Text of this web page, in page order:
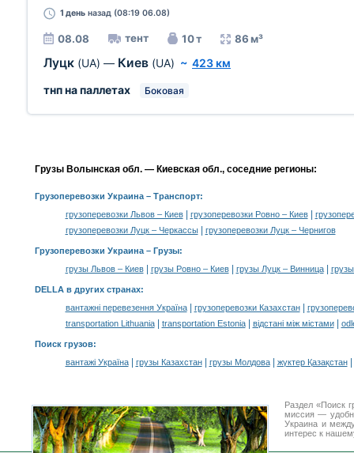
1 день назад (08:19 06.08)
08.08 тент 10 т 86 м³
Луцк (UA) — Киев (UA) ~ 423 км
тнп на паллетах
Боковая
Грузы Волынская обл. — Киевская обл., соседние регионы:
Грузоперевозки Украина– Транспорт:
грузоперевозки Львов – Киев| грузоперевозки Ровно – Киев|
грузоперевозки Луцк – Черкассы| грузоперевозки Луцк – Чернигов
Грузоперевозки Украина – Грузы:
грузы Львов – Киев| грузы Ровно – Киев| грузы Луцк – Винница|
DELLA в других странах:
вантажні перевезення Україна| грузоперевозки Казахстан|
transportation Lithuania| transportation Estonia| відстані між містами|
Поиск грузов:
вантажі Україна| грузы Казахстан| грузы Молдова| жүктер Қазақстан|
Раздел «Поиск
миссия —
Украина и
интерес к